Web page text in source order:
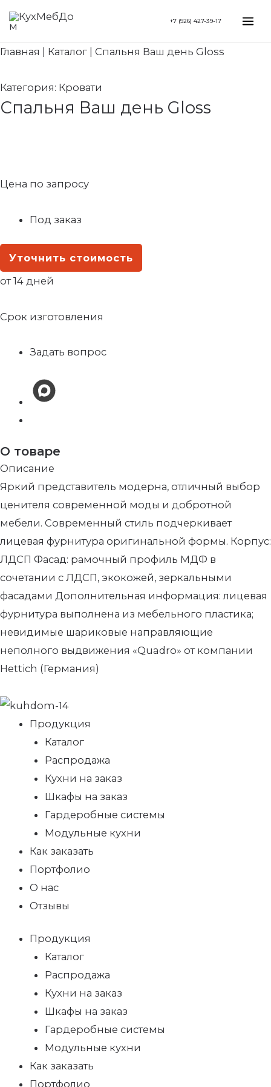
Перейти
содержимому
+7 (926) 427-39-17
Главная Каталог Спальня Ваш день Gloss
Категория: Кровати
Спальня Ваш день Gloss
Цена по запросу
Под заказ
Уточнить стоимость
от 14 дней
Срок изготовления
Задать вопрос
О товаре
Описание
Яркий представитель модерна, отличный выбор
ценителя современной моды и добротной
мебели. Современный стиль подчеркивает
лицевая фурнитура оригинальной формы. Корпус:
ЛДСП Фасад: рамочный профиль МДФ в
сочетании с ЛДСП, экокожей, зеркальными
фасадами Дополнительная информация: лицевая
фурнитура выполнена из мебельного пластика;
невидимые шариковые направляющие
неполного выдвижения «Quadro» от компании
Hettich (Германия)
Продукция
Каталог
Распродажа
Кухни на заказ
Шкафы на заказ
Гардеробные системы
Модульные кухни
Как заказать
Портфолио
О нас
Отзывы
Продукция
Каталог
Распродажа
Кухни на заказ
Шкафы на заказ
Гардеробные системы
Модульные кухни
Как заказать
Портфолио
Search...